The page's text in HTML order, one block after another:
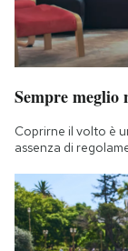
Sempre meglio
Coprirne il volto è
assenza di